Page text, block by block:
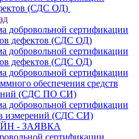
(СДС ОД)
добровольной сертификации
дефектов (СДС ОД)
добровольной сертификации
дефектов (СДС ОД)
добровольной сертификации
обеспечения средств
(СДС ПО СИ)
добровольной сертификации
измерений (СДС СИ)
- ЗАЯВКА
сертификации